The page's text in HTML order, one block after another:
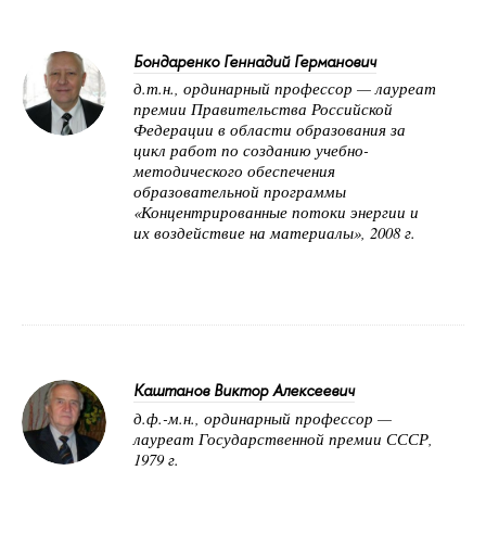
Бондаренко Геннадий Германович
д.т.н., ординарный профессор — лауреат
премии Правительства Российской
Федерации в области образования за
цикл работ по созданию учебно-
методического обеспечения
образовательной программы
«Концентрированные потоки энергии и
их воздействие на материалы», 2008 г.
Каштанов Виктор Алексеевич
д.ф.-м.н., ординарный профессор —
лауреат Государственной премии СССР,
1979 г.